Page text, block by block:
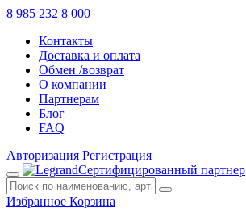
8 985 232 8 000
Контакты
Доставка и оплата
Обмен /возврат
О компании
Партнерам
Блог
FAQ
Авторизация Регистрация
Сертифицированный партнер
Избранное Корзина